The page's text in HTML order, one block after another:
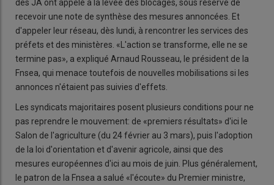
des JA ont appelé à la levée des blocages, sous réserve de
recevoir une note de synthèse des mesures annoncées. Et
d'appeler leur réseau, dès lundi, à rencontrer les services des
préfets et des ministères. «L'action se transforme, elle ne se
termine pas», a expliqué Arnaud Rousseau, le président de la
Fnsea, qui menace toutefois de nouvelles mobilisations si les
annonces n'étaient pas suivies d'effets.
Les syndicats majoritaires posent plusieurs conditions pour ne
pas reprendre le mouvement: de «premiers résultats» d'ici le
Salon de l'agriculture (du 24 février au 3 mars), puis l'adoption
de la loi d'orientation et d'avenir agricole, ainsi que des
mesures européennes d'ici au mois de juin. Plus généralement,
le patron de la Fnsea a salué «l'écoute» du Premier ministre,